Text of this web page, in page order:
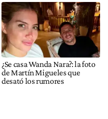
¿Se casa Wanda Nara?: la foto
de Martín Migueles que
desató los rumores